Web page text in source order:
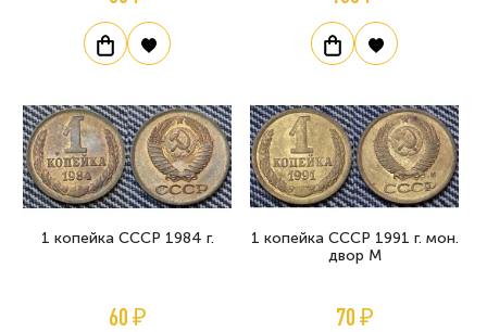
1 копейка СССР 1984 г.
60 ₽
1 копейка СССР 1991 г. мон.
двор М
70 ₽